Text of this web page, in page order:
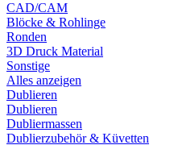
CAD/CAM
Blöcke & Rohlinge
Ronden
3D Druck Material
Sonstige
Alles anzeigen
Dublieren
Dublieren
Dubliermassen
Dublierzubehör & Küvetten